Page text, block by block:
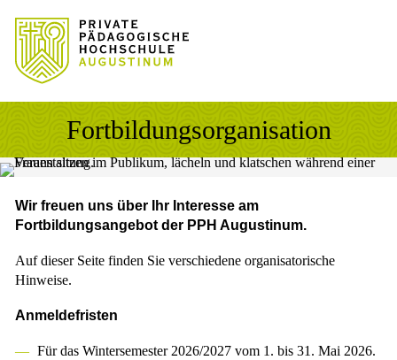
Sprung zum Hauptinhalt
Sprung zur Fusszeile
Fortbildungsorganisation
Wir freuen uns über Ihr Interesse am
Fortbildungsangebot der PPH Augustinum.
Auf dieser Seite finden Sie verschiedene organisatorische
Hinweise.
Anmeldefristen
Für das Wintersemester 2026/2027 vom 1. bis 31. Mai 2026.